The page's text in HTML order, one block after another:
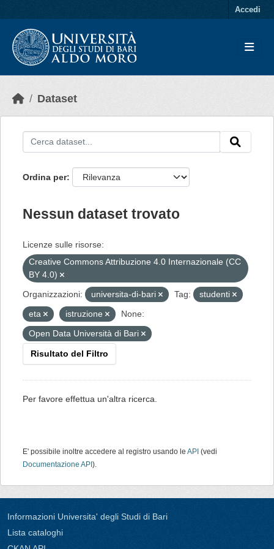
Accedi
Dataset
Ordina per
Nessun dataset trovato
Licenze sulle risorse:
Creative Commons Attribuzione 4.0 Internazionale (CC
BY 4.0)
Organizzazioni:
universita-di-bari Tag:
studenti
eta
istruzione
None:
Open Data Università di Bari
Risultato del Filtro
Per favore effettua un'altra ricerca.
E' possibile inoltre accedere al registro usando le API (vedi
Documentazione API ).
Informazioni Universita' degli Studi di Bari
Lista cataloghi